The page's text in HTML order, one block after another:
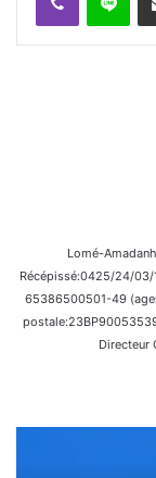
Lomé-
Récépissé:0425/24/03/
65386500501-49
Directeur